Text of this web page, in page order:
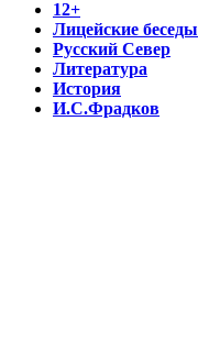
12+
Лицейские беседы
Русский Север
Литература
История
И.С.Фрадков